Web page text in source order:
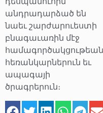
անդրադարձած են
նաեւ շարժարուեստի
բնագաւառին մէջ
համագործակցութեան
հեռանկարներուն եւ
ապագայի
ծրագրերուն։